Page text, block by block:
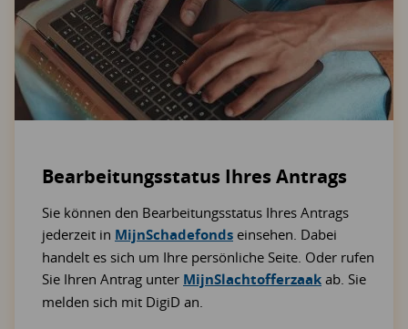
Bearbeitungsstatus Ihres Antrags
Sie können den Bearbeitungsstatus Ihres Antrags
jederzeit in MijnSchadefonds einsehen. Dabei
handelt es sich um Ihre persönliche Seite. Oder rufen
Sie Ihren Antrag unter MijnSlachtofferzaak ab. Sie
melden sich mit DigiD an.